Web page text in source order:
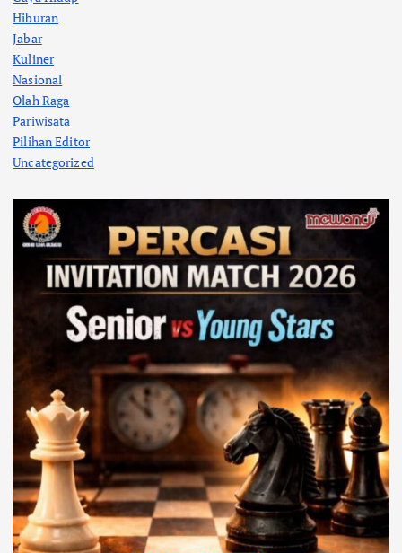
Hiburan
Jabar
Kuliner
Nasional
Olah Raga
Pariwisata
Pilihan Editor
Uncategorized